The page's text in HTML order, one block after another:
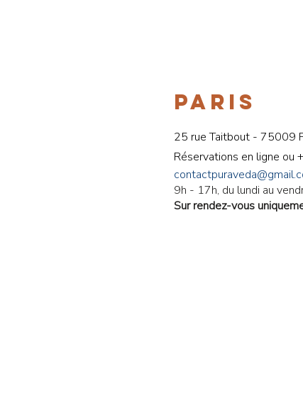
PARIS
25 rue Taitbout - 75009
Réservations en ligne ou
9h - 17h, du lundi au
Sur rendez-vous